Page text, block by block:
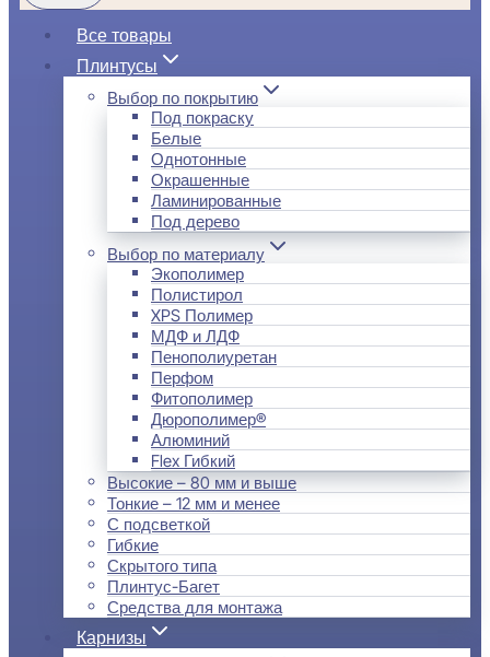
Все товары
Плинтусы
Выбор по покрытию
Под покраску
Белые
Однотонные
Окрашенные
Ламинированные
Под дерево
Выбор по материалу
Экополимер
Полистирол
XPS Полимер
МДФ и ЛДФ
Пенополиуретан
Перфом
Фитополимер
Дюрополимер®
Алюминий
Flex Гибкий
Высокие – 80 мм и выше
Тонкие – 12 мм и менее
С подсветкой
Гибкие
Скрытого типа
Плинтус-Багет
Средства для монтажа
Карнизы